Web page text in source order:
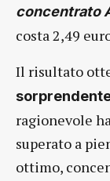
concentrato
costa 2,49
Il risultato
ragionevole
superato a
ottimo,